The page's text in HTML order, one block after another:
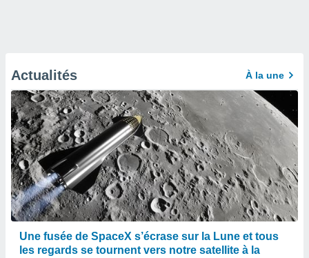
Actualités À la une
Une fusée de SpaceX s’écrase sur la Lune et tous
les regards se tournent vers notre satellite à la